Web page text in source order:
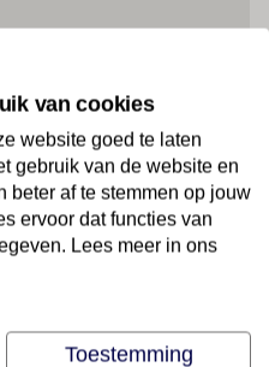
van cookies
website goed te laten
gebruik van de website en
beter af te stemmen op jouw
ervoor dat functies van
Lees meer in ons
Toestemming